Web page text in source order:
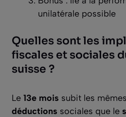
unilatérale possible
Quelles sont les
fiscales et sociales
suisse ?
Le 13e mois subit les mêmes
déductions sociales que le